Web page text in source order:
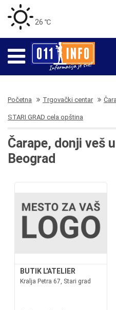
26 ℃
Početna Trgovački centar
STARI GRAD cela opština
Čarape, donji veš
Beograd
BUTIK L'ATELIER
Kralja Petra 67, Stari grad